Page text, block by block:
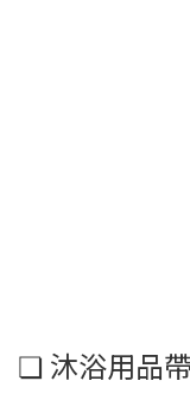
❏ 沐浴用品